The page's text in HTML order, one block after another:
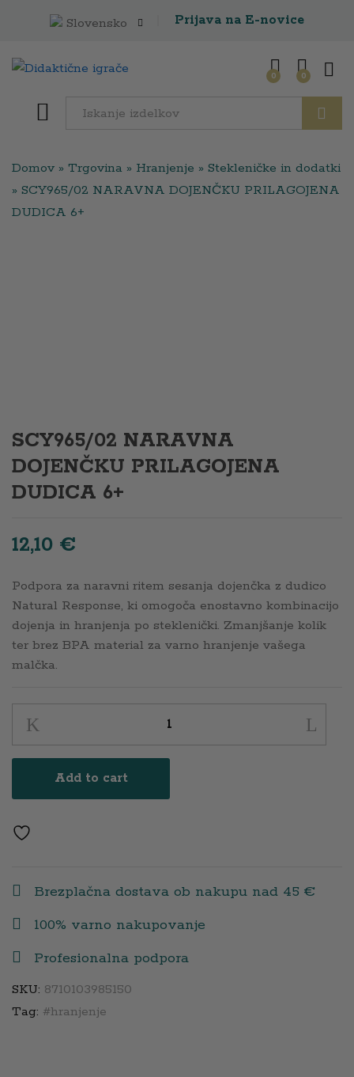
Slovensko Prijava na E-novice
0 0
Domov » Trgovina » Hranjenje » Stekleničke in dodatki
» SCY965/02 NARAVNA DOJENČKU PRILAGOJENA
DUDICA 6+
SCY965/02 NARAVNA
DOJENČKU PRILAGOJENA
DUDICA 6+
12,10 €
Podpora za naravni ritem sesanja dojenčka z dudico
Natural Response, ki omogoča enostavno kombinacijo
dojenja in hranjenja po steklenički. Zmanjšanje kolik
ter brez BPA material za varno hranjenje vašega
malčka.
NARAVNA
DOJENČKU
PRILAGOJENA
DUDICA
6+
Add to cart
Brezplačna dostava ob nakupu nad 45 €
100% varno nakupovanje
Profesionalna podpora
SKU: 8710103985150
Tag: #hranjenje